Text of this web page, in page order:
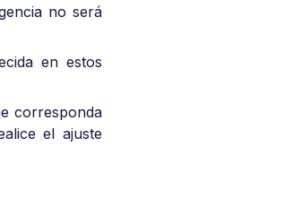
no será
en estos
corresponda
el ajuste